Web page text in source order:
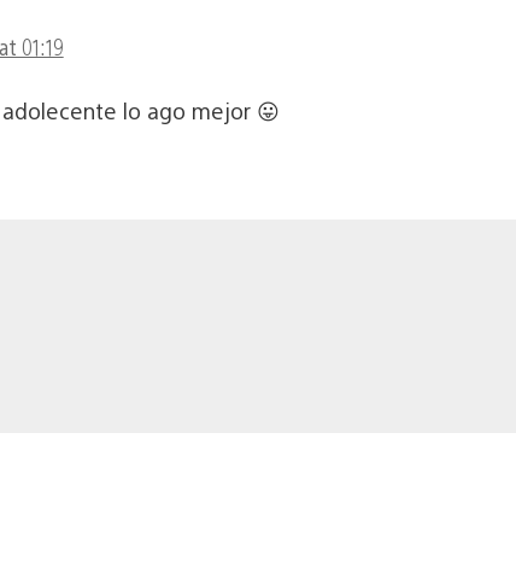
01:19
lo ago mejor 😛